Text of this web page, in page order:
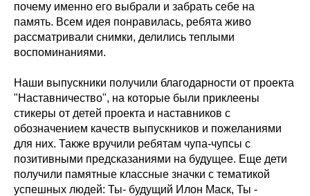
почему именно его выбрали и забрать себе на
память. Всем идея понравилась, ребята живо
рассматривали снимки, делились теплыми
воспоминаниями.
Наши выпускники получили благодарности от проекта
"Наставничество", на которые были приклеены
стикеры от детей проекта и наставников с
обозначением качеств выпускников и пожеланиями
для них. Также вручили ребятам чупа-чупсы с
позитивными предсказаниями на будущее. Еще дети
получили памятные классные значки с тематикой
успешных людей: Ты- будущий Илон Маск, Ты -